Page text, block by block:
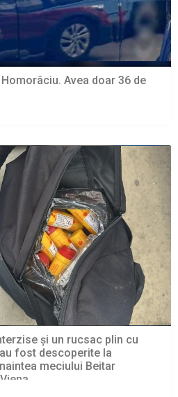
Avea doar 36 de
și un rucsac plin cu
fost descoperite la
meciului Beitar